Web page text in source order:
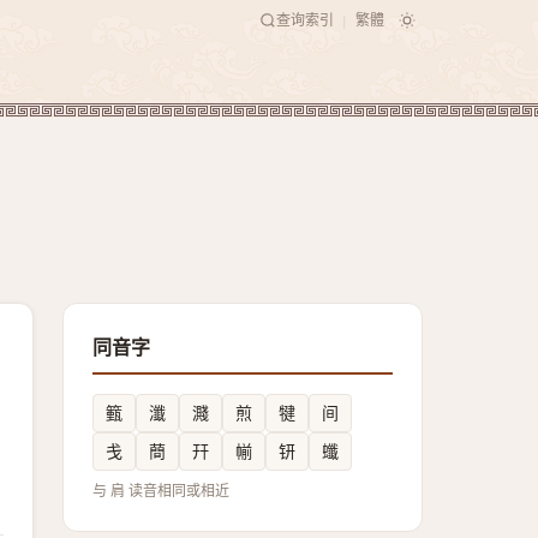
查询索引 繁體
同音字
籈 瀸 濺 煎 犍
间
戋
蕳 幵 㡐 钘 䘋
与 肩 读音相同或相近